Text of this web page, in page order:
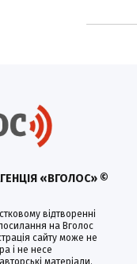
«ВГОЛОС» ©
відтворенні
на Вголос
сайту може не
і не несе
матеріали.